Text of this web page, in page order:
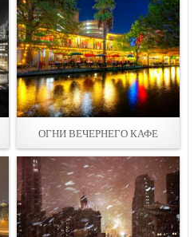
ОГНИ ВЕЧЕРНЕГО КАФЕ